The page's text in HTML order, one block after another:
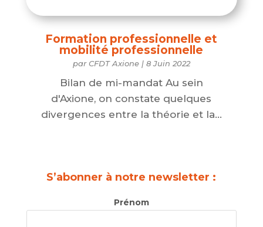
Formation professionnelle et
mobilité professionnelle
par CFDT Axione| 8 Juin 2022
Bilan de mi-mandat Au sein
d'Axione, on constate quelques
divergences entre la théorie et la...
S’abonner à notre newsletter :
Prénom